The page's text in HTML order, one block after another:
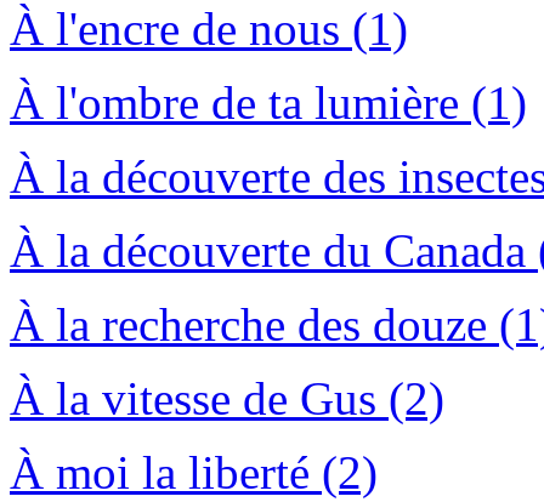
À l'encre de nous (1)
À l'ombre de ta lumière (1)
À la découverte des
À la découverte du
À la recherche des douze
À la vitesse de Gus (2)
À moi la liberté (2)